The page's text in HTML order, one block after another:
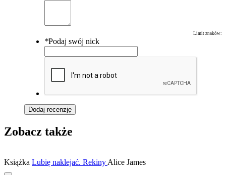
Limit znaków:
*Podaj swój nick
Dodaj recenzję
Zobacz także
Książka Lubię naklejać. Rekiny Alice James